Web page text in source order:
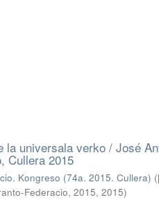
la universala verko / José
Cullera 2015
Kongreso (74a. 2015. Cullera) (
Federacio, 2015, 2015)